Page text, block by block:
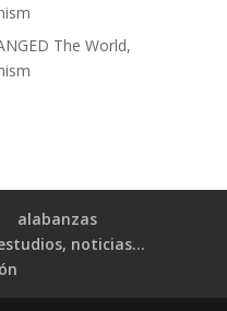
The World,
alabanzas
noticias…